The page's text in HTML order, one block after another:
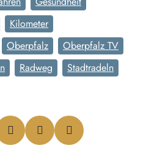
Kilometer
Oberpfalz
Oberpfalz TV
Radweg
Stadtradeln